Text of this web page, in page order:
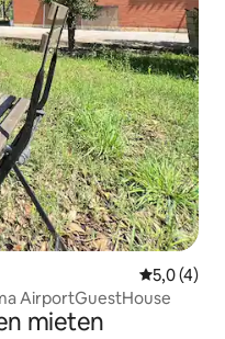
5,0 (4)
AirportGuestHouse
mieten